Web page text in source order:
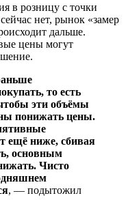
в розницу с точки
нет, рынок «замер
дальше.
цены могут
то есть
эти объёмы
понижать цены.
ещё ниже, сбивая
основным
Чисто
, — подытожил